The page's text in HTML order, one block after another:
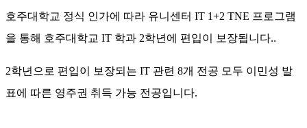
호주대학교 정식 인가에 따라 유니센터 IT 1+2 TNE 프로그램
을 통해 호주대학교 IT 학과 2학년에 편입이 보장됩니다..
2학년으로 편입이 보장되는 IT 관련 8개 전공 모두 이민성 발
표에 따른 영주권 취득 가능 전공입니다.